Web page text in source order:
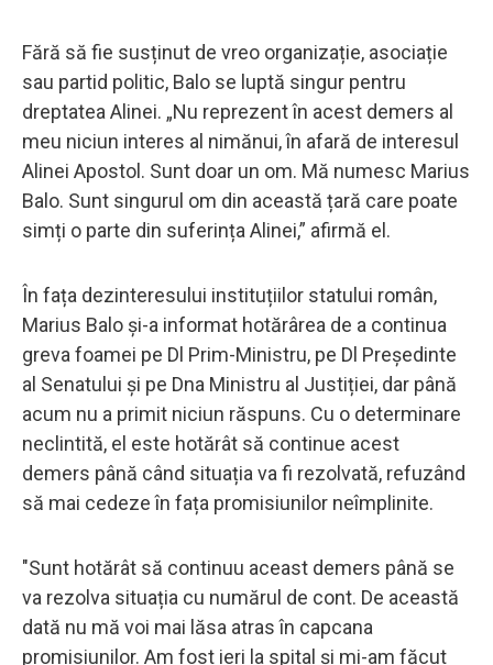
Fără să fie susținut de vreo organizație, asociație
sau partid politic, Balo se luptă singur pentru
dreptatea Alinei. „Nu reprezent în acest demers al
meu niciun interes al nimănui, în afară de interesul
Alinei Apostol. Sunt doar un om. Mă numesc Marius
Balo. Sunt singurul om din această țară care poate
simți o parte din suferința Alinei,” afirmă el.
În fața dezinteresului instituțiilor statului român,
Marius Balo și-a informat hotărârea de a continua
greva foamei pe Dl Prim-Ministru, pe Dl Președinte
al Senatului și pe Dna Ministru al Justiției, dar până
acum nu a primit niciun răspuns. Cu o determinare
neclintită, el este hotărât să continue acest
demers până când situația va fi rezolvată, refuzând
să mai cedeze în fața promisiunilor neîmplinite.
"Sunt hotărât să continuu aceast demers până se
va rezolva situația cu numărul de cont. De această
dată nu mă voi mai lăsa atras în capcana
promisiunilor. Am fost ieri la spital și mi-am făcut